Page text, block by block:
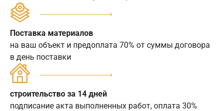
Поставка материалов
на ваш объект и предоплата 70% от суммы договора
в день поставки
строительство за 14 дней
подписание акта выполненных работ, оплата 30%